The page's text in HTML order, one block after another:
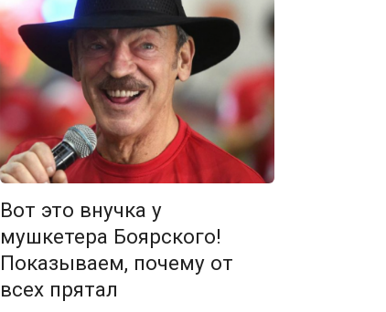
Вот это внучка у
мушкетера Боярского!
Показываем, почему от
всех прятал